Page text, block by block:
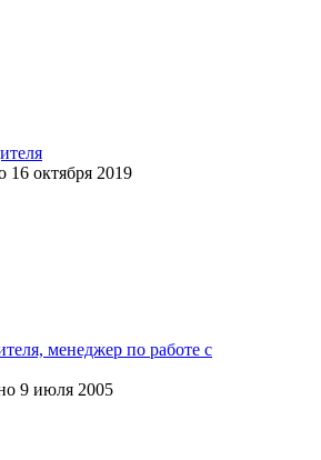
16 октября 2019
менеджер по работе с
9 июля 2005